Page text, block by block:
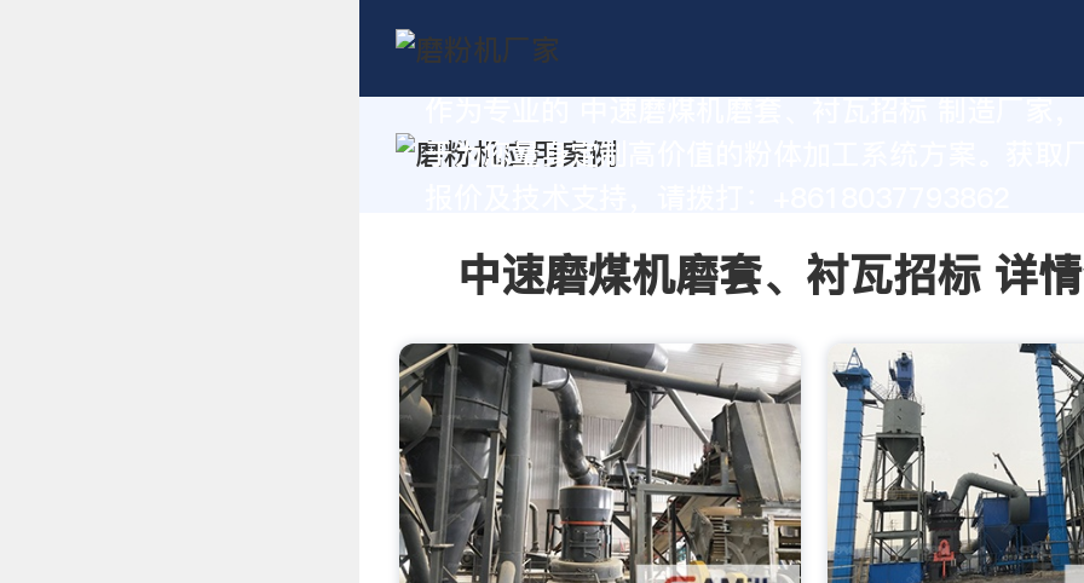
于为您量身定制高价值的粉体加工系统方案。获取
中速磨煤机磨套、衬瓦招标 详